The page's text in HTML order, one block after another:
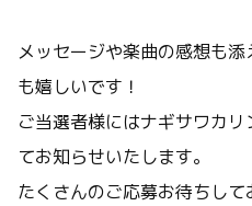
メッセージや楽曲の感想も
も嬉しいです！
ご当選者様にはナギサワカ
てお知らせいたします。
たくさんのご応募お待ちして